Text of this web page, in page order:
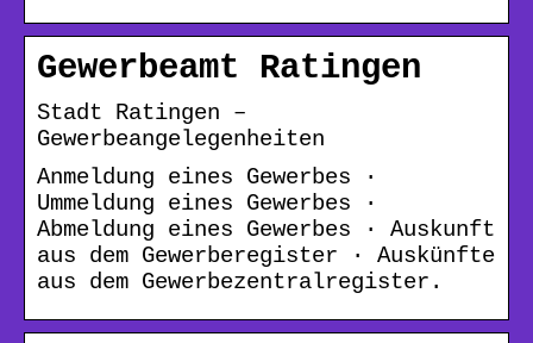
Gewerbeamt Ratingen
Stadt Ratingen –
Gewerbeangelegenheiten
Anmeldung eines Gewerbes ·
Ummeldung eines Gewerbes ·
Abmeldung eines Gewerbes · Auskunft
aus dem Gewerberegister · Auskünfte
aus dem Gewerbezentralregister.